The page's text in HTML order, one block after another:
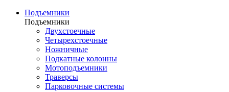
Подъемники
Подъемники
Двухстоечные
Четырехстоечные
Ножничные
Подкатные колонны
Мотоподъемники
Траверсы
Парковочные системы